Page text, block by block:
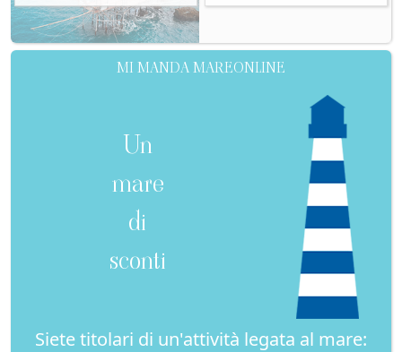
MI MANDA MAREONLINE
Un
mare
di
sconti
Siete titolari di un'attività legata al mare: